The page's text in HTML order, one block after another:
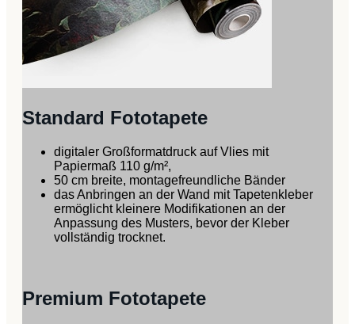
Standard Fototapete
digitaler Großformatdruck auf Vlies mit
Papiermaß 110 g/m²,
50 cm breite, montagefreundliche Bänder
das Anbringen an der Wand mit Tapetenkleber
ermöglicht kleinere Modifikationen an der
Anpassung des Musters, bevor der Kleber
vollständig trocknet.
Premium Fototapete